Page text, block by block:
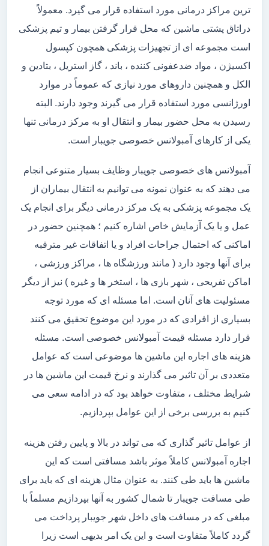
ترین مراکز درمانی مورد استفاده قرار می گیرد. معمولاً
دراتاق پشتی ماشین که محل قرار گرفتن بیمار و تیم پزشکی
است مجموعه ای از تجهیزات پزشکی همچون کپسول
اکسیژن ، مواد ضدعفونی کننده ، باند ، گاز استریل ، بتادین و
الکل و همچنین داروهای مورد نیازی که عموماً در موارد
اورژانسی مورد استفاده قرار می گیرند وجود دارند. البته
رسیدن به محل حضور بیمار و انتقال او به مرکز درمانی تنها
یکی از کارهای آمبولانس خصوصی جویبار است.
آمبولانس های خصوصی جویبار وظایف بسیار متنوعی انجام
می دهند که به عنوان نمونه می توانیم به انتقال بیماران از
یک مجموعه پزشکی به یک مرکز درمانی دیگر برای انجام یک
عمل و یا یک آزمایش خاص اشاره کنیم ؛ همچنین حضور در
اماکنی که احتمال جراحات افراد و یا اتفاقات غیر مترقبه
برای آنها وجود دارد ( مانند ورزشگاه ها ، مراکز ورزشی ،
اماکن تفریحی ، شهر بازی ها ، استخر ها و غیره ) نیز از دیگر
مسئولیت های آنان است. اما مسئله ای که مورد توجه
بسیاری از افرادی که در مورد این موضوع تحقیق می کنند
قرار دارد مسئله قیمت آمبولانس خصوصی است. مسئله
هزینه های اجاره این ماشین ها موضوعی است که عوامل
متعددی بر آن تاثیر می گذارند و نرخ قیمت این ماشین ها در
شرایط مختلف ، متفاوت خواهد بود که در ادامه سعی می
کنیم به بررسی برخی از این عوامل بپردازیم.
از عوامل تاثیر گذاری که می تواند در بالا و پایین رفتن هزینه
اجاره آمبولانس کاملاً موثر باشد مسافتی است که این
ماشین ها باید طی کنند. به عنوان مثال هزینه ای که باید برای
طی مسافت جویبار تا شمال کشور به آنها بپردازیم مسلماً با
مبلغی که در مسافت های داخل شهر جویبار پرداخت می
گردد کاملاً متفاوت است و این یک امر بدیهی است زیرا